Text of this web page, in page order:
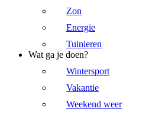
Zon
Energie
Tuinieren
Wat ga je doen?
Wintersport
Vakantie
Weekend weer